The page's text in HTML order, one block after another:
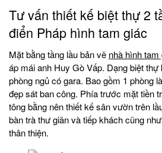
Tư vấn thiết kế biệt thự 2
điển Pháp hình tam giác
Mặt bằng tầng lầu bản vẽ nhà hình tam
áp mái anh Huy Gò Vấp. Dạng biệt thự
phòng ngủ có gara. Bao gồm 1 phòng
đẹp sát ban công. Phía trước mặt tiền
tông bằng nên thiết kế sân vườn trên
bàn trà thư giãn và tiếp khách cũng
thân thiện.